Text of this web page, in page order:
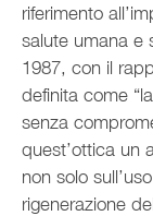
riferimento
salute umana e
1987, con il
definita come
senza
quest’ottica un
non solo
rigenerazione